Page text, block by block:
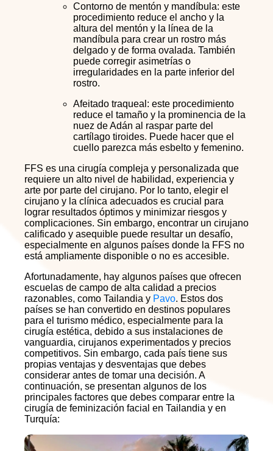
Contorno de mentón y mandíbula: este
procedimiento reduce el ancho y la
altura del mentón y la línea de la
mandíbula para crear un rostro más
delgado y de forma ovalada. También
puede corregir asimetrías o
irregularidades en la parte inferior del
rostro.
Afeitado traqueal: este procedimiento
reduce el tamaño y la prominencia de la
nuez de Adán al raspar parte del
cartílago tiroides. Puede hacer que el
cuello parezca más esbelto y femenino.
FFS es una cirugía compleja y personalizada que
requiere un alto nivel de habilidad, experiencia y
arte por parte del cirujano. Por lo tanto, elegir el
cirujano y la clínica adecuados es crucial para
lograr resultados óptimos y minimizar riesgos y
complicaciones. Sin embargo, encontrar un cirujano
calificado y asequible puede resultar un desafío,
especialmente en algunos países donde la FFS no
está ampliamente disponible o no es accesible.
Afortunadamente, hay algunos países que ofrecen
escuelas de campo de alta calidad a precios
razonables, como Tailandia y Pavo. Estos dos
países se han convertido en destinos populares
para el turismo médico, especialmente para la
cirugía estética, debido a sus instalaciones de
vanguardia, cirujanos experimentados y precios
competitivos. Sin embargo, cada país tiene sus
propias ventajas y desventajas que debes
considerar antes de tomar una decisión. A
continuación, se presentan algunos de los
principales factores que debes comparar entre la
cirugía de feminización facial en Tailandia y en
Turquía: